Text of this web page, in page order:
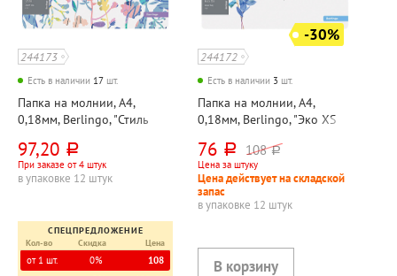
244173
Есть в наличии 17 шт.
Папка на молнии, А4,
0,18мм, Berlingo, "Стиль
непрозрачная, цветная
97,20 руб.
При заказе от 4 штук
в упаковке 12 штук
СПЕЦПРЕДЛОЖЕНИЕ
Кол-во
Скидка Цена
от 1 шт. 0%
108
-30%
244172
Есть в наличии 3 шт.
Папка на молнии, А4,
0,18мм, Berlingo, "Эко XS
пластик, непрозрачная,
цветная
76 руб. 108 руб.
Цена за штуку
Цена действует на складской
запас
в упаковке 12 штук